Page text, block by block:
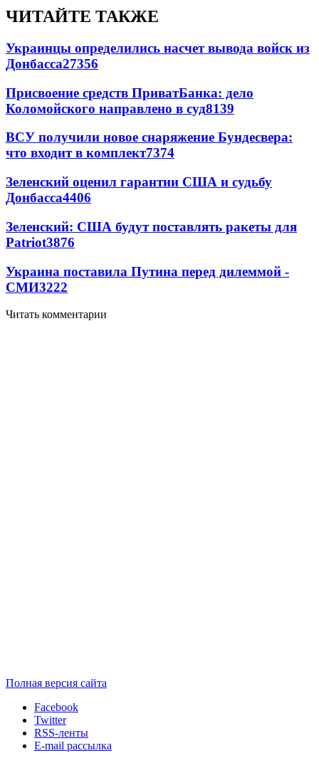
ЧИТАЙТЕ ТАКЖЕ
Украинцы определились насчет вывода войск из
Донбасса27356
Присвоение средств ПриватБанка: дело
Коломойского направлено в суд8139
ВСУ получили новое снаряжение Бундесвера:
что входит в комплект7374
Зеленский оценил гарантии США и судьбу
Донбасса4406
Зеленский: США будут поставлять ракеты для
Patriot3876
Украина поставила Путина перед дилеммой -
СМИ3222
Читать комментарии
Полная версия сайта
Facebook
Twitter
RSS-ленты
E-mail рассылка